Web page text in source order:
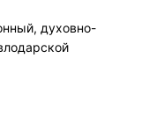
духовно-